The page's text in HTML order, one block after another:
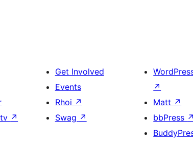
↗
Get Involved
Events
Rhoi ↗
Swag ↗
↗
Matt ↗
bbPress ↗